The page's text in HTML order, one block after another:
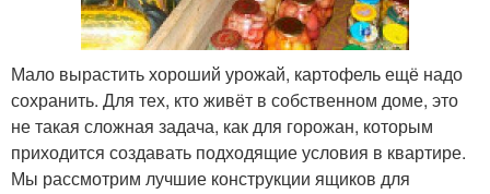
Мало вырастить хороший урожай, картофель ещё надо
сохранить. Для тех, кто живёт в собственном доме, это
не такая сложная задача, как для горожан, которым
приходится создавать подходящие условия в квартире.
Мы рассмотрим лучшие конструкции ящиков для